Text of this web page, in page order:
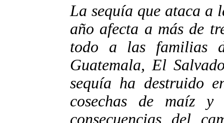
La sequía que ataca a
año afecta a más de
todo a las familias
Guatemala, El
sequía ha destruido
cosechas de maíz
consecuencias del